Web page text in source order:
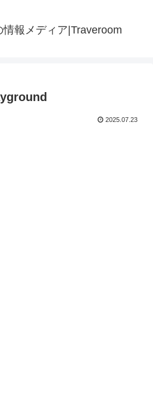
報メディア|Traveroom
2025.07.23